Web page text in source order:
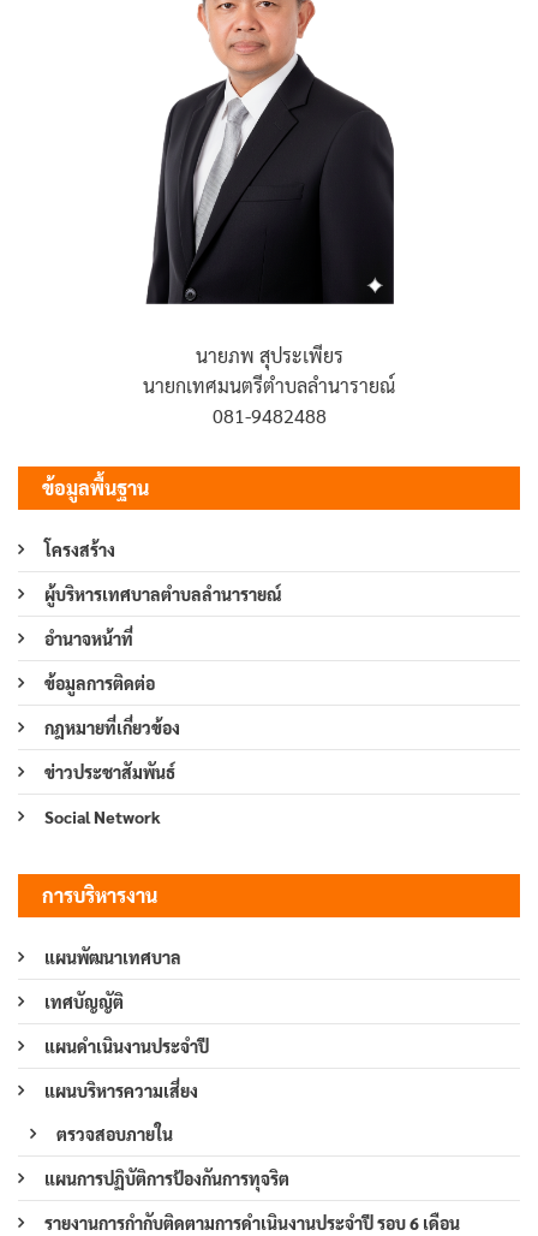
นายภพ สุประเพียร
นายกเทศมนตรีตำบลลำนารายณ์
081-9482488
ข้อมูลพื้นฐาน
โครงสร้าง
ผู้บริหารเทศบาลตำบลลำนารายณ์
อำนาจหน้าที่
ข้อมูลการติดต่อ
กฎหมายที่เกี่ยวข้อง
ข่าวประชาสัมพันธ์
Social Network
การบริหารงาน
แผนพัฒนาเทศบาล
เทศบัญญัติ
แผนดำเนินงานประจำปี
แผนบริหารความเสี่ยง
ตรวจสอบภายใน
แผนการปฏิบัติการป้องกันการทุจริต
รายงานการกำกับติดตามการดำเนินงานประจำปี รอบ 6 เดือน